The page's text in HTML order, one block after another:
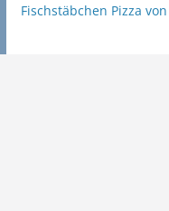
Fischstäbchen Pizza